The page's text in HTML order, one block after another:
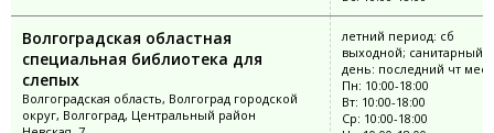
Волгоградская областная
специальная библиотека для
слепых
Волгоградская область, Волгоград городской
округ, Волгоград, Центральный район
летний период: сб
выходной; санитарный
день: последний чт
Пн: 10:00-18:00
Вт: 10:00-18:00
Ср: 10:00-18:00